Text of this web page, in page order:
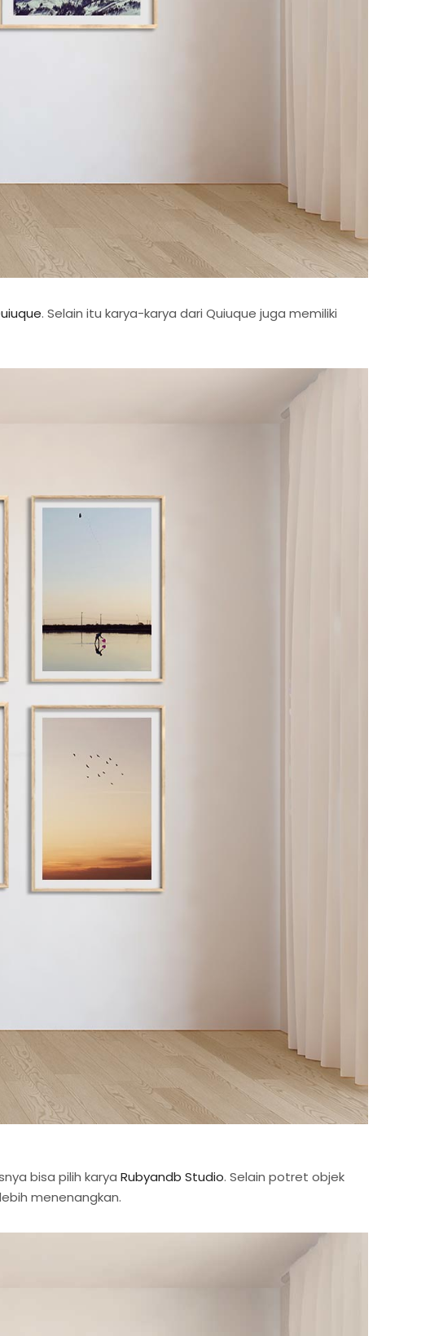
. Selain itu karya-karya dari Quiuque juga memiliki
bisa pilih karya Rubyandb Studio. Selain potret objek
menenangkan.